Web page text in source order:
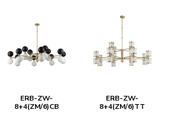
ERB-ZW-
8+4(ZM/6)CB
ERB-ZW-
8+4(ZM/6)TT